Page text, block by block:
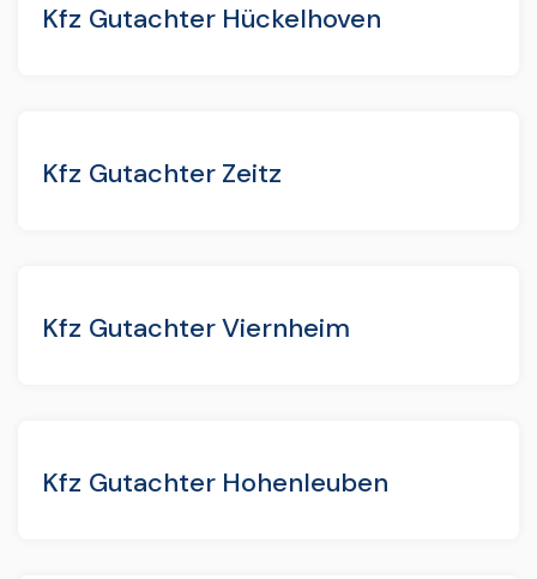
Kfz Gutachter Hückelhoven
Kfz Gutachter Zeitz
Kfz Gutachter Viernheim
Kfz Gutachter Hohenleuben